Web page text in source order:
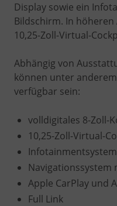
Display sowie ein
Bildschirm. In
10,25-Zoll-Virtual-
Abhängig von
können unter
verfügbar sein:
volldigitales 8-Zoll-
10,25-Zoll-Virtual-
Navigationssystem
Apple CarPlay und
Full Link